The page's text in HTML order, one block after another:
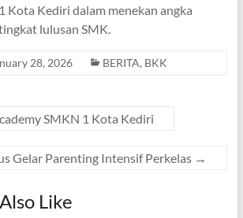
Kota Kediri dalam menekan angka
lulusan SMK.
28, 2026 BERITA, BKK
SMKN 1 Kota Kediri
Gelar Parenting Intensif Perkelas →
Like